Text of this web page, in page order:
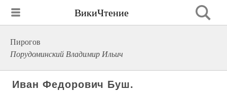
ВикиЧтение
Пирогов
Порудоминский Владимир Ильич
Иван Федорович Буш.